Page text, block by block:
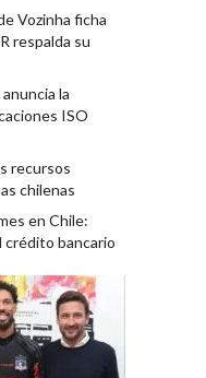
Vozinha ficha
respalda su
la
ISO
recursos
chilenas
en Chile:
crédito bancario